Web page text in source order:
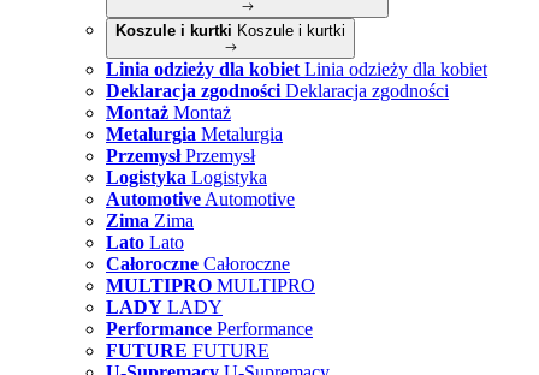
Koszule i kurtki Koszule i kurtki
Linia odzieży dla kobiet Linia odzieży dla kobiet
Deklaracja zgodności Deklaracja zgodności
Montaż Montaż
Metalurgia Metalurgia
Przemysł Przemysł
Logistyka Logistyka
Automotive Automotive
Zima Zima
Lato Lato
Całoroczne Całoroczne
MULTIPRO MULTIPRO
LADY LADY
Performance Performance
FUTURE FUTURE